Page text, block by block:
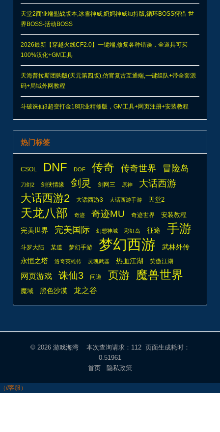
天堂2商业端盟战版本,冰雪神威,奶妈神威加持版,循环BOSS狩猎-世
界BOSS-活动BOSS
2026最新【穿越火线CF2.0】一键端,修复各种错误，全道具可买
100%汉化+GM工具
天海普拉斯团购版(天元第四版),仿官复古互通端,一键组队+带全套源
码+局域外网教程
斗破诛仙3超变打金18职业精修版，GM工具+网页注册+安装教程
热门标签
CSOL DNF DOF 传奇 传奇世界 冒险岛
刀剑2 剑侠情缘 剑灵 剑网三 原神 大话西游
大话西游2 大话西游3 大话西游手游 天堂2
天龙八部 奇迹 奇迹MU 奇迹世界 安装教程
完美世界 完美国际 幻想神域 彩虹岛 征途 手游
斗罗大陆 某道 梦幻手游 梦幻西游
武林外传
永恒之塔
洛奇英雄传 灵魂武器 热血江湖 笑傲江湖
网页游戏 诛仙3 问道 页游 魔兽世界
魔域 黑色沙漠 龙之谷
© 2026 游戏海湾本次查询请求：112 页面生成耗时：
0.51961
首页
隐私政策
（//客服）